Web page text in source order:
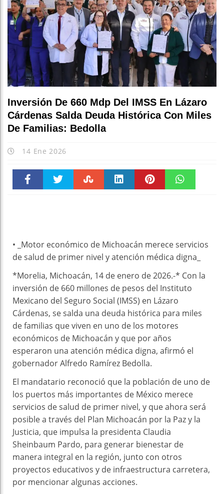
Inversión De 660 Mdp Del IMSS En Lázaro
Cárdenas Salda Deuda Histórica Con Miles
De Familias: Bedolla
14 Ene 2026
• _Motor económico de Michoacán merece servicios
de salud de primer nivel y atención médica digna_
*Morelia, Michoacán, 14 de enero de 2026.-* Con la
inversión de 660 millones de pesos del Instituto
Mexicano del Seguro Social (IMSS) en Lázaro
Cárdenas, se salda una deuda histórica para miles
de familias que viven en uno de los motores
económicos de Michoacán y que por años
esperaron una atención médica digna, afirmó el
gobernador Alfredo Ramírez Bedolla.
El mandatario reconoció que la población de uno de
los puertos más importantes de México merece
servicios de salud de primer nivel, y que ahora será
posible a través del Plan Michoacán por la Paz y la
Justicia, que impulsa la presidenta Claudia
Sheinbaum Pardo, para generar bienestar de
manera integral en la región, junto con otros
proyectos educativos y de infraestructura carretera,
por mencionar algunas acciones.